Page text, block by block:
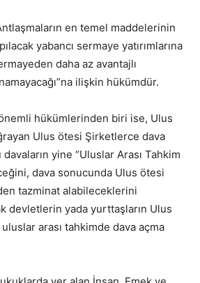
en temel maddelerinin
yabancı sermaye yatırımlarına
daha az avantajlı
ilişkin hükümdür.
hükümlerinden biri ise, Ulus
Ulus ötesi Şirketlerce dava
yine “Uluslar Arası Tahkim
dava sonucunda Ulus ötesi
tazminat alabileceklerini
devletlerin yada yurttaşların Ulus
arası tahkimde dava açma